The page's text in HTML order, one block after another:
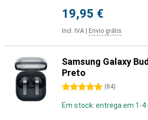
19,95 €
Incl. IVA Envio grátis
Samsung Galaxy
Preto
5 estrelas (84)
Em stock: entrega em 1-